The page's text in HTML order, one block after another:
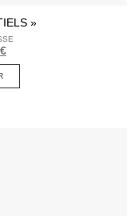
»
€Le
187,00 €.